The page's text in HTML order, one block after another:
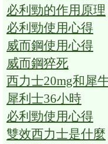
必利勁的作用原理
必利勁使用心得
威而鋼使用心得
威而鋼猝死
西力士20mg和犀
犀利士36小時
必利勁使用心得
雙效西力士是什麼